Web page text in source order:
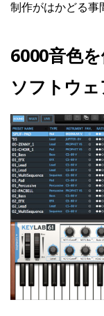
制作がはかどる事
6000音色
ソフトウ